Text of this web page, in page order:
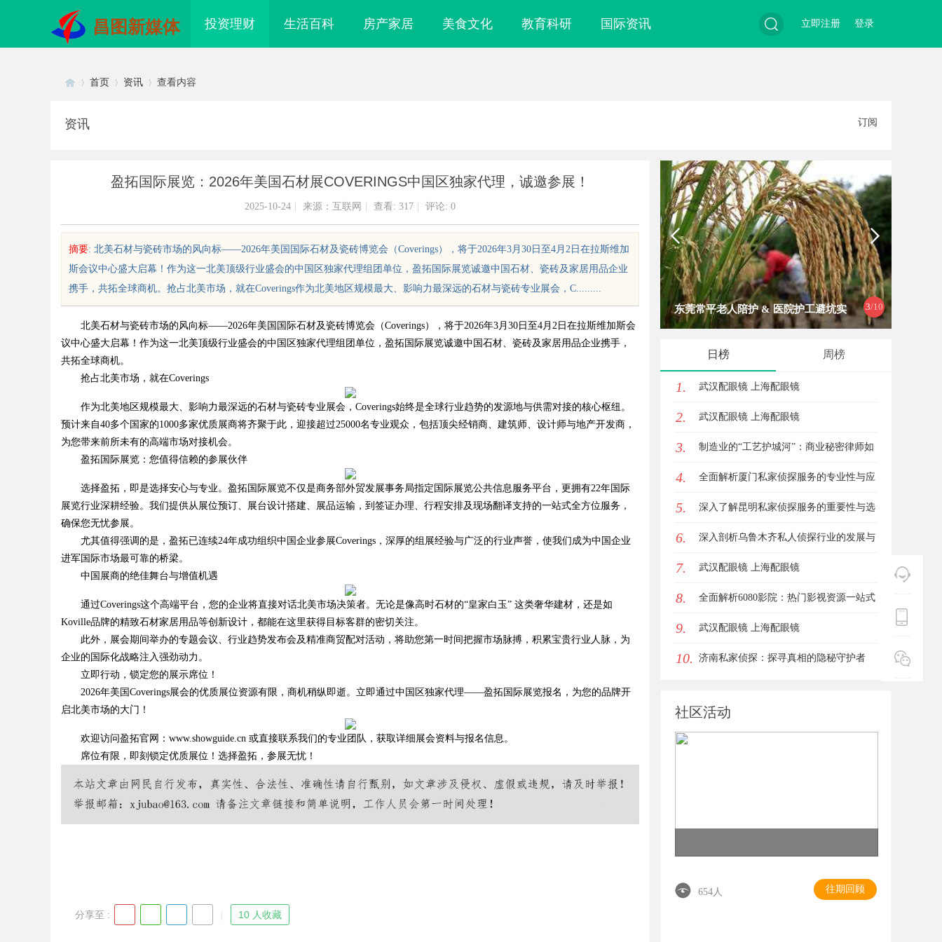
昌图新媒体 投资理财 生活百科 房产家居 美食文化 教育科研 国际资讯
索
登录
立即注册
sc
uz
!
Bo
首页 资讯 查看内容
资讯 订阅
盈拓国际展览：2026年美国石材展COVERINGS中国区独家代理，诚邀参展！
2025-10-24 来源：互联网 查看: 317 评论: 0
摘要: 北美石材与瓷砖市场的风向标——2026年美国国际石材及瓷砖博览会（Coverings），将于2026年3月30日至4月2日在拉斯维加
斯会议中心盛大启幕！作为这一北美顶级行业盛会的中国区独家代理组团单位，盈拓国际展览诚邀中国石材、瓷砖及家居用品企业
携手，共拓全球商机。抢占北美市场，就在Coverings作为北美地区规模最大、影响力最深远的石材与瓷砖专业展会，C.........
北美石材与瓷砖市场的风向标——2026年美国国际石材及瓷砖博览会（Coverings），将于2026年3月30日至4月2日在拉斯维加斯会
议中心盛大启幕！作为这一北美顶级行业盛会的中国区独家代理组团单位，盈拓国际展览诚邀中国石材、瓷砖及家居用品企业携手，
共拓全球商机。
抢占北美市场，就在Coverings
作为北美地区规模最大、影响力最深远的石材与瓷砖专业展会，Coverings始终是全球行业趋势的发源地与供需对接的核心枢纽。
预计来自40多个国家的1000多家优质展商将齐聚于此，迎接超过25000名专业观众，包括顶尖经销商、建筑师、设计师与地产开发商，
为您带来前所未有的高端市场对接机会。
盈拓国际展览：您值得信赖的参展伙伴
选择盈拓，即是选择安心与专业。盈拓国际展览不仅是商务部外贸发展事务局指定国际展览公共信息服务平台，更拥有22年国际
展览行业深耕经验。我们提供从展位预订、展台设计搭建、展品运输，到签证办理、行程安排及现场翻译支持的一站式全方位服务，
确保您无忧参展。
尤其值得强调的是，盈拓已连续24年成功组织中国企业参展Coverings，深厚的组展经验与广泛的行业声誉，使我们成为中国企业
进军国际市场最可靠的桥梁。
中国展商的绝佳舞台与增值机遇
通过Coverings这个高端平台，您的企业将直接对话北美市场决策者。无论是像高时石材的“皇家白玉” 这类奢华建材，还是如
Koville品牌的精致石材家居用品等创新设计，都能在这里获得目标客群的密切关注。
此外，展会期间举办的专题会议、行业趋势发布会及精准商贸配对活动，将助您第一时间把握市场脉搏，积累宝贵行业人脉，为
企业的国际化战略注入强劲动力。
立即行动，锁定您的展示席位！
2026年美国Coverings展会的优质展位资源有限，商机稍纵即逝。立即通过中国区独家代理——盈拓国际展览报名，为您的品牌开
启北美市场的大门！
欢迎访问盈拓官网：www.showguide.cn 或直接联系我们的专业团队，获取详细展会资料与报名信息。
席位有限，即刻锁定优质展位！选择盈拓，参展无忧！
分享至 : 10 人收藏
4/10
配眼镜 上海配眼镜 武汉配眼镜 上海配眼镜 东莞常平老人陪护 & 医院护工避坑实
用指南
武汉配眼镜 上海配眼镜
日榜 周榜
1. 武汉配眼镜 上海配眼镜
2. 武汉配眼镜 上海配眼镜
3. 制造业的“工艺护城河”：商业秘密律师如
何守住车间里的“Know-how”
4. 全面解析厦门私家侦探服务的专业性与应
用场景
5. 深入了解昆明私家侦探服务的重要性与选
择指南
6. 深入剖析乌鲁木齐私人侦探行业的发展与
应用现状
7. 武汉配眼镜 上海配眼镜
8. 全面解析6080影院：热门影视资源一站式
观看体验
9. 武汉配眼镜 上海配眼镜
10. 济南私家侦探：探寻真相的隐秘守护者
社区活动
654人 往期回顾